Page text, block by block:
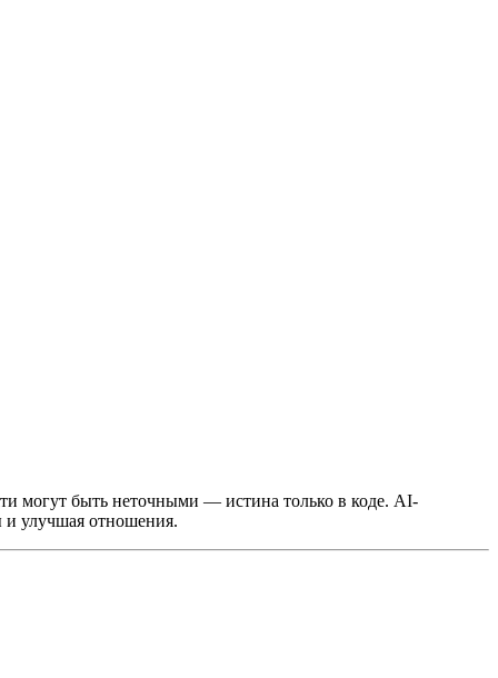
могут быть неточными — истина только в коде. AI-
и улучшая отношения.